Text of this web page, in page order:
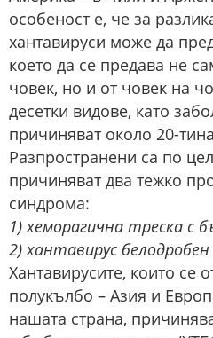
особеност е, че за
хантавируси може да
което да се предава не
човек, но и от човек на
десетки видове, като
причиняват около 20-
Разпространени са по
причиняват два тежко
синдрома:
1) хеморагична треска с
2) хантавирус
Хантавирусите, които се
полукълбо – Азия и
нашата страна,